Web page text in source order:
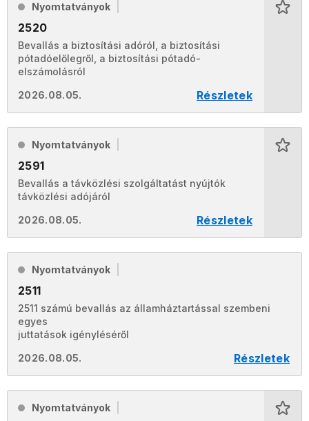
Nyomtatványok
2520
Bevallás a biztosítási adóról, a biztosítási
pótadóelőlegről, a biztosítási pótadó-
elszámolásról
2026.08.05.
Részletek
Nyomtatványok
2591
Bevallás a távközlési szolgáltatást nyújtók
távközlési adójáról
2026.08.05.
Részletek
Nyomtatványok
2511
2511 számú bevallás az államháztartással szembeni
egyes
juttatások igényléséről
2026.08.05.
Részletek
Nyomtatványok